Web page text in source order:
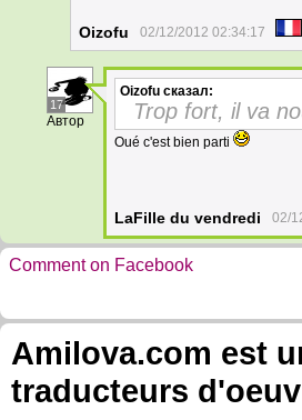
Oizofu 02/12/2012 02:34:17
17
Автор
Oizofu сказал:
Trop fort, il va
Oué c'est bien parti
LaFille du vendredi 02/
Comment on Facebook
Amilova.com est
traducteurs